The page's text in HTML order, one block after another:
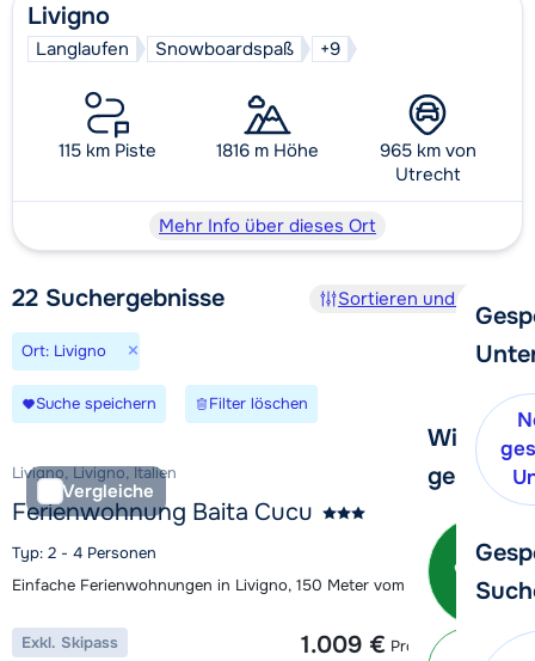
Wir
gerne
Livigno
Langlaufen Snowboardspaß +9
115 km Piste 1816 m Höhe
965 km von
Utrecht
Mehr Info über dieses Ort
22 Suchergebnisse Sortieren und Filtern
Ort: Livigno ×
Suche speichern Filter löschen
Vergleiche
Livigno, Livigno, Italien
Ferienwohnung Baita Cucu
Typ: 2 - 4 Personen
Einfache Ferienwohnungen in Livigno, 150 Meter vom Skilift entfernt
1 Woche ab
1.009 € Pro Unterkunft
Exkl. Skipass